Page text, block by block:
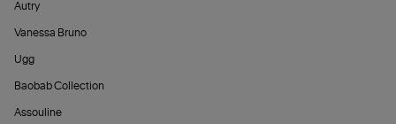
Autry
Vanessa Bruno
Ugg
Baobab Collection
Assouline